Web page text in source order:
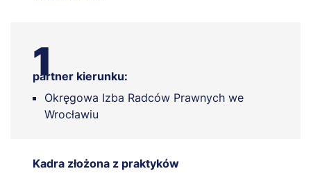
1
partner kierunku:
Okręgowa Izba Radców Prawnych we
Wrocławiu
Kadra złożona z praktyków